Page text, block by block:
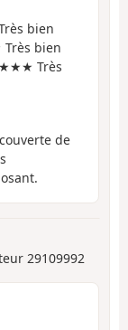
bien
bien
Très
de
29109992